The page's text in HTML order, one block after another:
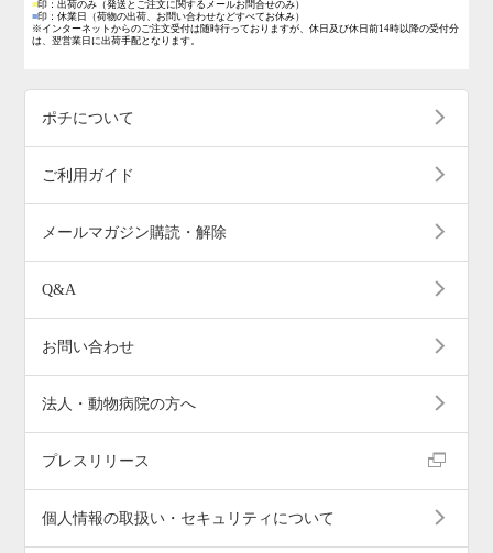
■印：出荷のみ （発送とご注文に関するメールお問合せのみ）
■印：休業日
（荷物の出荷、お問い合わせなどすべてお休み）
※インターネットからのご注文受付は随時行っておりますが、休日及び休日前14時以降の受付分
は、翌営業日に出荷手配となります。
ポチについて
ご利用ガイド
メールマガジン購読・解除
Q&A
お問い合わせ
法人・動物病院の方へ
プレスリリース
個人情報の取扱い・セキュリティについて